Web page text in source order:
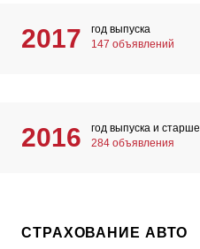
2017
год выпуска
147 объявлений
2016
год выпуска и старше
284 объявления
СТРАХОВАНИЕ АВТО